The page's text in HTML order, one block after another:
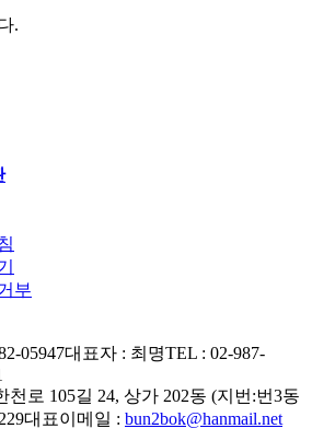
.
부
05947대표자 : 최명TEL : 02-987-
로 105길 24, 상가 202동 (지번:번3동
대표이메일 : bun2bok@hanmail.net